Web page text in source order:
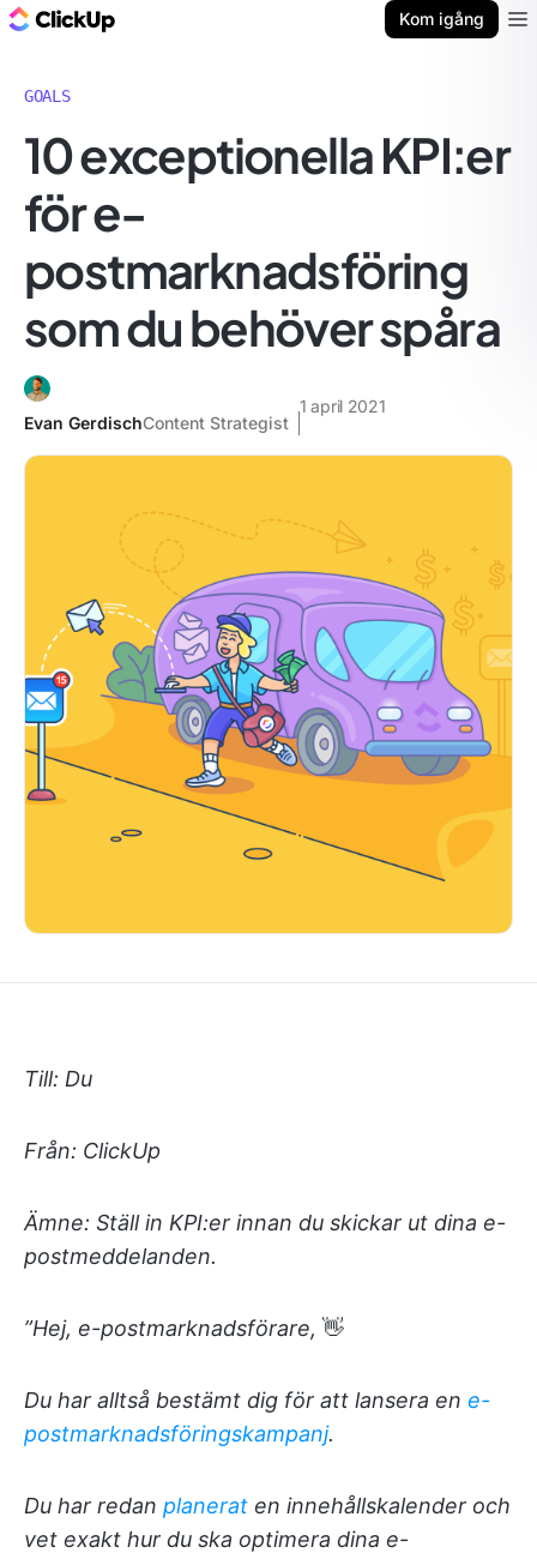
Kom igång
GOALS
10 exceptionella KPI:er
för e-
postmarknadsföring
som du behöver spåra
Evan GerdischContent Strategist
1 april 2021
Till: Du
Från: ClickUp
Ämne: Ställ in KPI:er innan du skickar ut dina e-
postmeddelanden.
”Hej, e-postmarknadsförare, 👋
Du har alltså bestämt dig för att lansera en e-
postmarknadsföringskampanj.
Du har redan planerat en innehållskalender och
vet exakt hur du ska optimera dina e-